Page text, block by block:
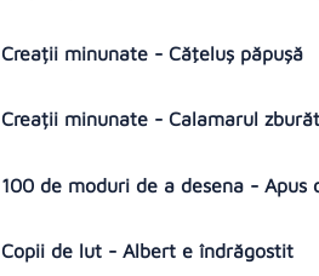
Creații minunate - Căţeluş păpuşă
Creații minunate - Calamarul
100 de moduri de a desena - Apus
Copii de lut - Albert e îndrăgostit